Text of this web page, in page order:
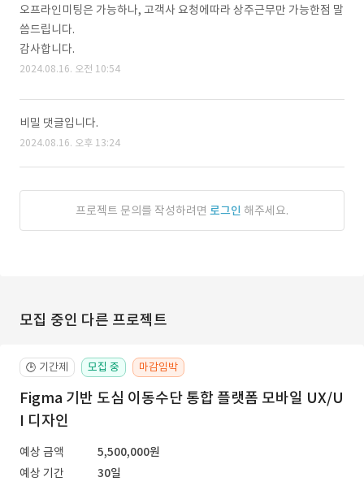
오프라인미팅은 가능하나, 고객사 요청에따라 상주근무만 가능한점 말
씀드립니다.
감사합니다.
2024.08.16. 오전 10:54
비밀 댓글입니다.
2024.08.16. 오후 13:24
프로젝트 문의를 작성하려면 로그인 해주세요.
모집 중인 다른 프로젝트
🕒 기간제 모집 중 마감임박
Figma 기반 도심 이동수단 통합 플랫폼 모바일 UX/U
I 디자인
예상 금액
5,500,000원
예상 기간
30일